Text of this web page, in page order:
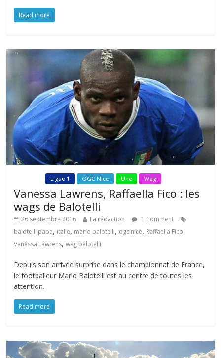
Read more
Ligue 1 OGC Nice Une Wag
Vanessa Lawrens, Raffaella Fico : les
wags de Balotelli
26 septembre 2016 La rédaction
1 Comment
balotelli papa, italie, mario balotelli, ogc nice, Raffaella Fico,
Vanessa Lawrens,wag balotelli
Depuis son arrivée surprise dans le championnat de France,
le footballeur Mario Balotelli est au centre de toutes les
attention.
Read more